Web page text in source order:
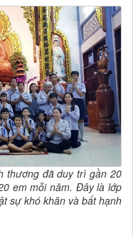
thương đã duy trì gần 20
em mỗi năm. Đây là lớp
sự khó khăn và bất hạnh